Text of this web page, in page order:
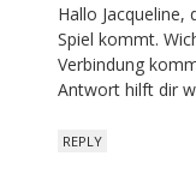
Hallo
Spiel kommt.
Verbindung
Antwort hilft dir
REPLY